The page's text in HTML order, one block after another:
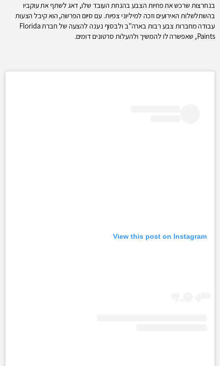
בנחרצות שרכש את פחיות הצבע בהנחת העובד שלו, דאג לשתף את עוקביו
בהשתלשלות האירועים וזכה למיליוני צפיות. עם סיום הפרשה, הוא קיבל הצעות
עבודה מחברות צבע רבות בארה"ב ולבסוף נענה להצעה של חברת Florida
Paints, שאפשרה לו להמשיך ולהעלות סרטונים דומים.
View this post on Instagram